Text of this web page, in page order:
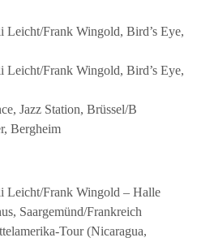
Frank Wingold, Bird’s Eye,
Frank Wingold, Bird’s Eye,
Jazz Station, Brüssel/B
Bergheim
Leicht/Frank Wingold – Halle
Saargemünd/Frankreich
Tour (Nicaragua,